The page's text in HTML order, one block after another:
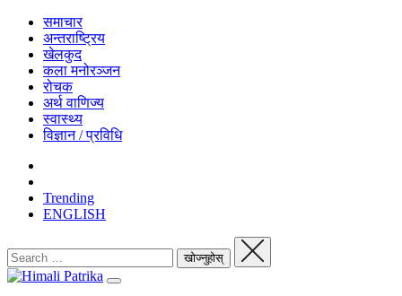
समाचार
अन्तराष्ट्रिय
खेलकुद
कला मनोरञ्जन
रोचक
अर्थ वाणिज्य
स्वास्थ्य
विज्ञान / प्रविधि
Trending
ENGLISH